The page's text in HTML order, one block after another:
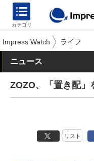
カテゴリ
Impress Watch ライフ
ニュース
ZOZO、「置き配」
リスト